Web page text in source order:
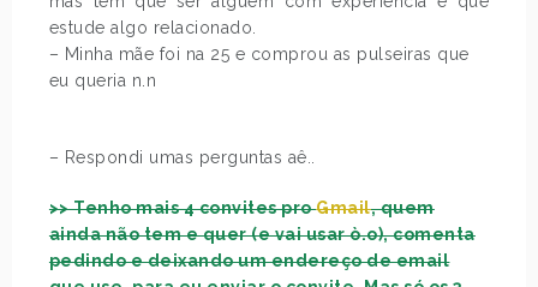
estude algo relacionado.
– Minha mãe foi na 25 e comprou as pulseiras que
eu queria n.n
– Respondi umas perguntas aê..
>> Tenho mais 4 convites proGmail, quem
ainda não tem e quer (e vai usar ò.o), comenta
pedindo e deixando um endereço de email